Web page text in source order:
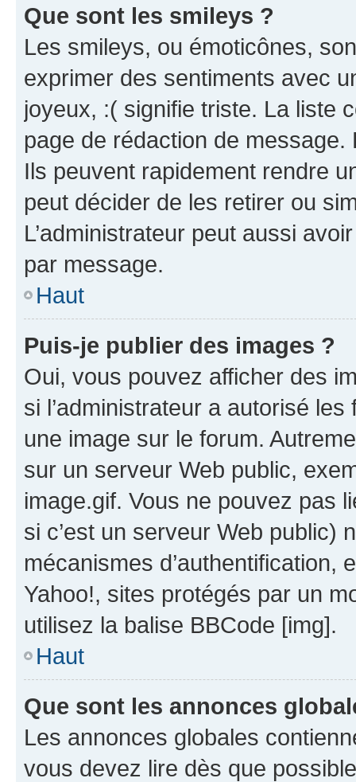
Que sont les smileys ?
Les smileys, ou émoticônes,
exprimer des sentiments avec
joyeux, :( signifie triste. La liste
page de rédaction de
Ils peuvent rapidement rendre
peut décider de les retirer ou
L’administrateur peut aussi
par message.
Haut
Puis-je publier des images ?
Oui, vous pouvez afficher des
si l’administrateur a autorisé
une image sur le forum.
sur un serveur Web public,
image.gif. Vous ne pouvez pas
si c’est un serveur Web public)
mécanismes d’authentification,
Yahoo!, sites protégés par un
utilisez la balise BBCode [img].
Haut
Que sont les annonces
Les annonces globales
vous devez lire dès que